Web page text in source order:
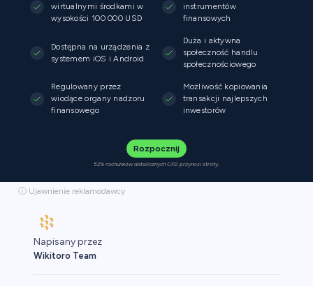
wirtualnymi środkami w
wysokości 100 000 USD
instrumentów
finansowych
Dostępna na urządzenia z
systemem iOS i Android
Duża i aktywna
społeczność handlu
społecznościowego
Regulowany przez
wiodące organy nadzoru
finansowego
Możliwość kopiowania
transakcji najlepszych
inwestorów
Rozpocznij
52% rachunków detalicznych CFD przynosi straty.
ⓘ Ujawnienie reklamodawcy
Napisany przez
Wikitoro Team